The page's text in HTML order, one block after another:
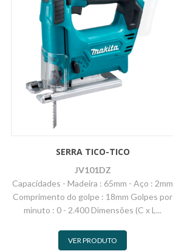
SERRA TICO-TICO
JV101DZ
Capacidades - Madeira : 65mm - Aço : 2mm
Comprimento do golpe : 18mm Golpes por
minuto : 0 - 2.400 Dimensões (C x L...
VER PRODUTO